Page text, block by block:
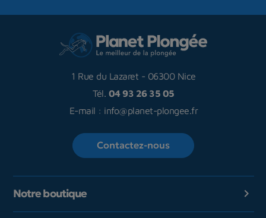
1 Rue du Lazaret - 06300 Nice
Tél. 04 93 26 35 05
E-mail : info@planet-plongee.fr
Contactez-nous
Notre boutique 